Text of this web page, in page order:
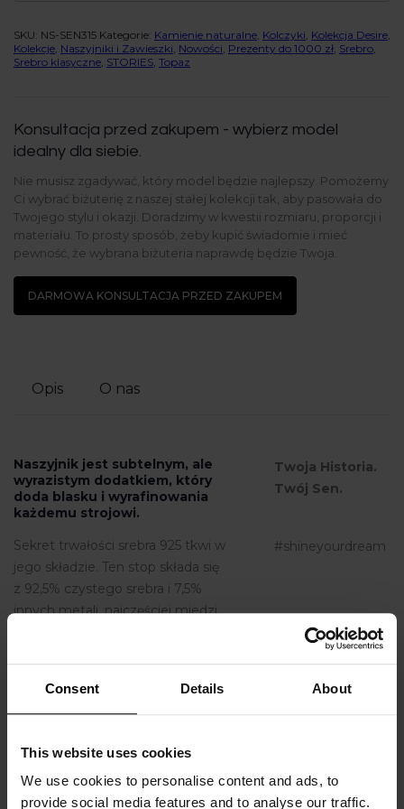
Consent Details About
This website uses cookies
We use cookies to personalise content and ads, to
provide social media features and to analyse our traffic.
SKU: NS-SEN315 Kategorie: Kamienie naturalne Kolczyki Kolekcja Desire
Kolekcje Naszyjniki i Zawieszki Nowości Prezenty do 1000 zł Srebro
Srebro klasyczne STORIES Topaz
Konsultacja przed zakupem - wybierz model
idealny dla siebie.
Nie musisz zgadywać, który model będzie najlepszy. Pomożemy
Ci wybrać biżuterię z naszej stałej kolekcji tak, aby pasowała do
Twojego stylu i okazji. Doradzimy w kwestii rozmiaru, proporcji i
materiału. To prosty sposób, żeby kupić świadomie i mieć
pewność, że wybrana biżuteria naprawdę będzie Twoja.
DARMOWA KONSULTACJA PRZED ZAKUPEM
Opis O nas
Naszyjnik jest subtelnym, ale
wyrazistym dodatkiem, który
doda blasku i wyrafinowania
każdemu strojowi.
Sekret trwałości srebra 925 tkwi w
jego składzie. Ten stop składa się
z 92,5% czystego srebra i 7,5%
innych metali, najczęściej miedzi.
zarysowania i matowienie.
Twoja Historia.
Twój Sen.
#shineyourdream
Related Products